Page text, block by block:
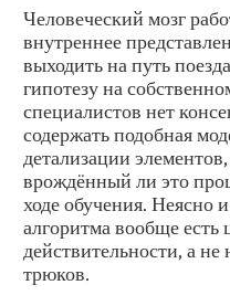
Человеческий мозг
внутреннее
выходить на путь
гипотезу на
специалистов нет
содержать подобная
детализации
врождённый ли это
ходе обучения. Неясно
алгоритма вообще есть
действительности, а
трюков.